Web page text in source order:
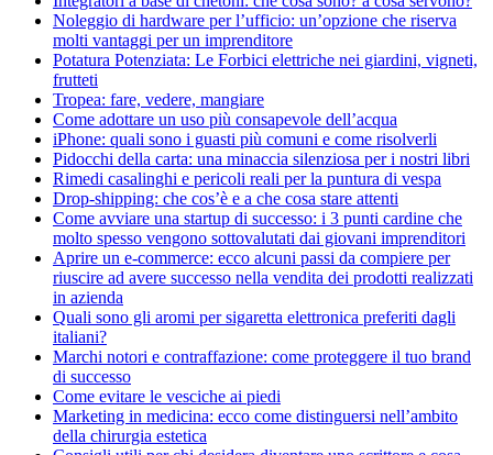
Noleggio di hardware per l’ufficio: un’opzione che riserva
molti vantaggi per un imprenditore
Potatura Potenziata: Le Forbici elettriche nei giardini, vigneti,
frutteti
Tropea: fare, vedere, mangiare
Come adottare un uso più consapevole dell’acqua
iPhone: quali sono i guasti più comuni e come risolverli
Pidocchi della carta: una minaccia silenziosa per i nostri libri
Rimedi casalinghi e pericoli reali per la puntura di vespa
Drop-shipping: che cos’è e a che cosa stare attenti
Come avviare una startup di successo: i 3 punti cardine che
molto spesso vengono sottovalutati dai giovani imprenditori
Aprire un e-commerce: ecco alcuni passi da compiere per
riuscire ad avere successo nella vendita dei prodotti realizzati
in azienda
Quali sono gli aromi per sigaretta elettronica preferiti dagli
italiani?
Marchi notori e contraffazione: come proteggere il tuo brand
di successo
Come evitare le vesciche ai piedi
Marketing in medicina: ecco come distinguersi nell’ambito
della chirurgia estetica